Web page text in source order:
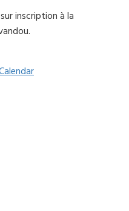
inscription à la